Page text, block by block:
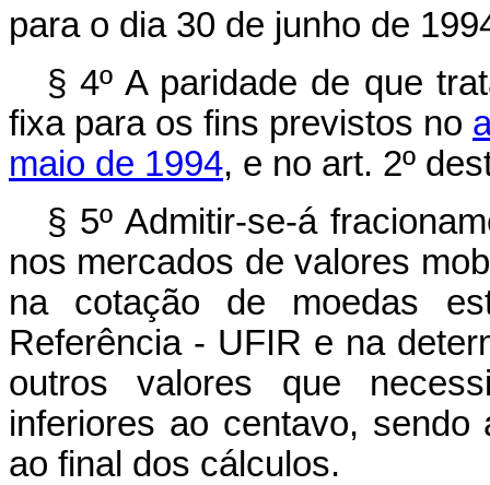
para o dia 30 de junho de
§ 4º A paridade de que
fixa para os fins previstos no
maio de 1994, e no art. 2º
§ 5º Admitir-se-á
nos mercados de valores
na cotação de moedas
Referência - UFIR e na
outros valores que
inferiores ao centavo,
ao final dos cálculos.